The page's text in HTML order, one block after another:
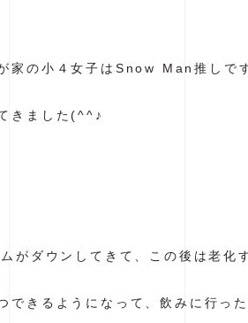
家の小４女子はSnow Man推しで
きました(^^♪
がダウンしてきて、この後は老化
きるようになって、飲みに行っ